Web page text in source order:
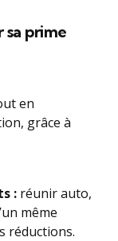
sa prime
en
grâce à
: réunir auto,
même
réductions.